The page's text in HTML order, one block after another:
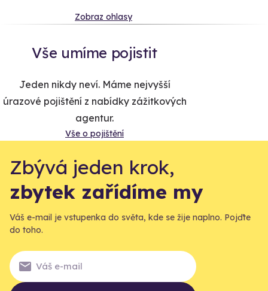
Zobraz ohlasy
Vše umíme pojistit
Jeden nikdy neví. Máme nejvyšší
úrazové pojištění z nabídky zážitkových
agentur.
Vše o pojištění
Zbývá jeden krok,
zbytek zařídíme my
Váš e-mail je vstupenka do světa, kde se žije naplno. Pojďte
do toho.